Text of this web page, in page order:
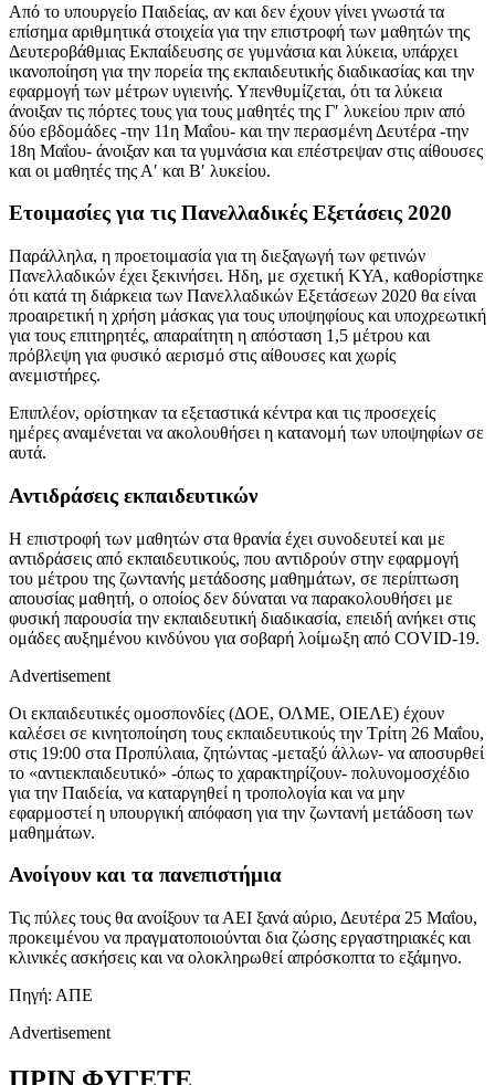
Από το υπουργείο Παιδείας, αν και δεν έχουν γίνει γνωστά τα
επίσημα αριθμητικά στοιχεία για την επιστροφή των μαθητών της
Δευτεροβάθμιας Εκπαίδευσης σε γυμνάσια και λύκεια, υπάρχει
ικανοποίηση για την πορεία της εκπαιδευτικής διαδικασίας και την
εφαρμογή των μέτρων υγιεινής. Υπενθυμίζεται, ότι τα λύκεια
άνοιξαν τις πόρτες τους για τους μαθητές της Γ′ λυκείου πριν από
δύο εβδομάδες -την 11η Μαΐου- και την περασμένη Δευτέρα -την
18η Μαΐου- άνοιξαν και τα γυμνάσια και επέστρεψαν στις αίθουσες
και οι μαθητές της Α′ και Β′ λυκείου.
Ετοιμασίες για τις Πανελλαδικές Εξετάσεις 2020
Παράλληλα, η προετοιμασία για τη διεξαγωγή των φετινών
Πανελλαδικών έχει ξεκινήσει. Ηδη, με σχετική ΚΥΑ, καθορίστηκε
ότι κατά τη διάρκεια των Πανελλαδικών Εξετάσεων 2020 θα είναι
προαιρετική η χρήση μάσκας για τους υποψηφίους και υποχρεωτική
για τους επιτηρητές, απαραίτητη η απόσταση 1,5 μέτρου και
πρόβλεψη για φυσικό αερισμό στις αίθουσες και χωρίς
ανεμιστήρες.
Επιπλέον, ορίστηκαν τα εξεταστικά κέντρα και τις προσεχείς
ημέρες αναμένεται να ακολουθήσει η κατανομή των υποψηφίων σε
αυτά.
Αντιδράσεις εκπαιδευτικών
Η επιστροφή των μαθητών στα θρανία έχει συνοδευτεί και με
αντιδράσεις από εκπαιδευτικούς, που αντιδρούν στην εφαρμογή
του μέτρου της ζωντανής μετάδοσης μαθημάτων, σε περίπτωση
απουσίας μαθητή, ο οποίος δεν δύναται να παρακολουθήσει με
φυσική παρουσία την εκπαιδευτική διαδικασία, επειδή ανήκει στις
ομάδες αυξημένου κινδύνου για σοβαρή λοίμωξη από COVID-19.
Advertisement
Οι εκπαιδευτικές ομοσπονδίες (ΔΟΕ, ΟΛΜΕ, ΟΙΕΛΕ) έχουν
καλέσει σε κινητοποίηση τους εκπαιδευτικούς την Τρίτη 26 Μαΐου,
στις 19:00 στα Προπύλαια, ζητώντας -μεταξύ άλλων- να αποσυρθεί
το «αντιεκπαιδευτικό» -όπως το χαρακτηρίζουν- πολυνομοσχέδιο
για την Παιδεία, να καταργηθεί η τροπολογία και να μην
εφαρμοστεί η υπουργική απόφαση για την ζωντανή μετάδοση των
μαθημάτων.
Ανοίγουν και τα πανεπιστήμια
Τις πύλες τους θα ανοίξουν τα ΑΕΙ ξανά αύριο, Δευτέρα 25 Μαΐου,
προκειμένου να πραγματοποιούνται δια ζώσης εργαστηριακές και
κλινικές ασκήσεις και να ολοκληρωθεί απρόσκοπτα το εξάμηνο.
Πηγή: ΑΠΕ
Advertisement